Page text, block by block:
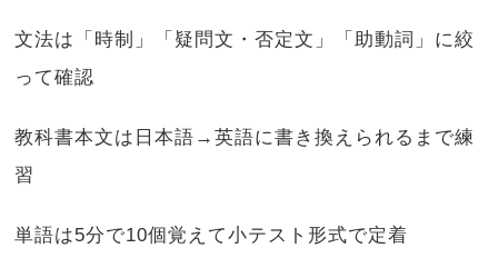
文法は「時制」「疑問文・否定文」「助動詞」に絞
って確認
教科書本文は日本語→英語に書き換えられるまで練
習
単語は5分で10個覚えて小テスト形式で定着